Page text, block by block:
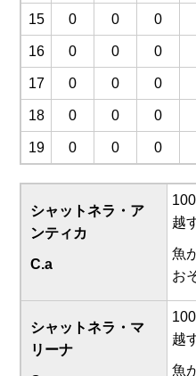
15 0 0 0
16 0 0 0
17 0 0 0
18 0 0 0
19 0 0 0
シャットネラ・ア
ンティカ
C.a
越
魚
お
シャットネラ・マ
リーナ
越
魚